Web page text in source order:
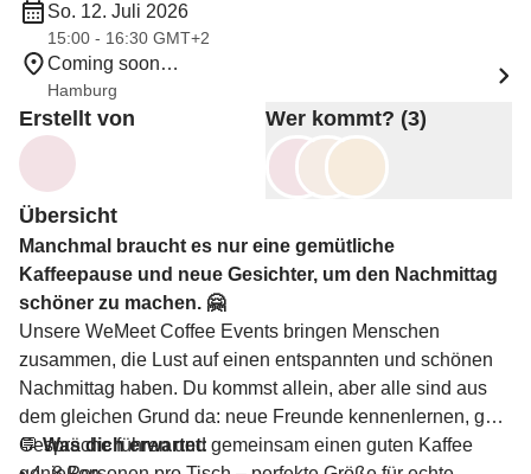
So. 12. Juli 2026
15:00 - 16:30 GMT+2
Coming soon…
Hamburg
Erstellt von Wer kommt? (3)
Übersicht
Manchmal braucht es nur eine gemütliche
Kaffeepause und neue Gesichter, um den Nachmittag
schöner zu machen. 🤗
Unsere WeMeet Coffee Events bringen Menschen
zusammen, die Lust auf einen entspannten und schönen
Nachmittag haben. Du kommst allein, aber alle sind aus
dem gleichen Grund da: neue Freunde kennenlernen, gute
Gespräche führen und gemeinsam einen guten Kaffee
💬Was dich erwartet: